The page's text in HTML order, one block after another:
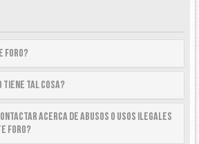
foro?
tiene tal cosa?
acerca de abusos o usos ilegales
foro?